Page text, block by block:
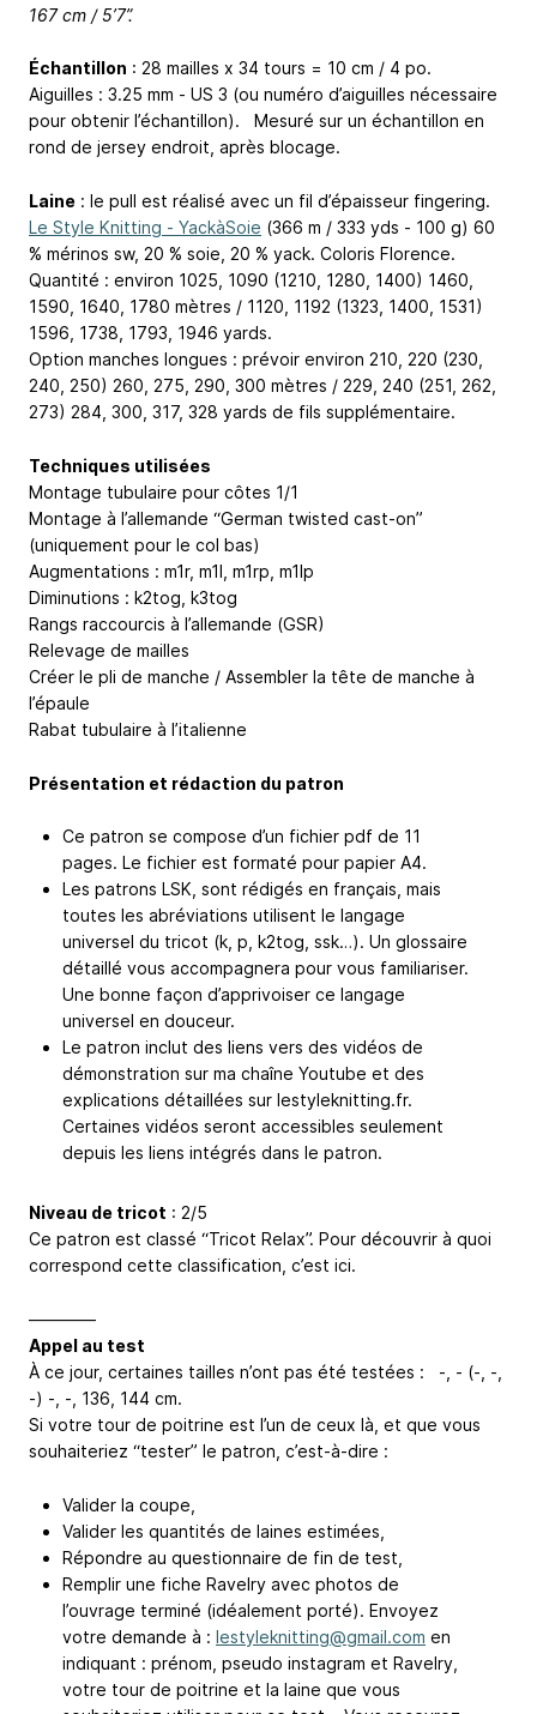
167 cm / 5’7”.
Échantillon : 28 mailles x 34 tours = 10 cm / 4 po.
Aiguilles : 3.25 mm - US 3 (ou numéro d’aiguilles nécessaire
pour obtenir l’échantillon). Mesuré sur un échantillon en
rond de jersey endroit, après blocage.
Laine : le pull est réalisé avec un fil d’épaisseur fingering.
Le Style Knitting - YackàSoie (366 m / 333 yds - 100 g) 60
% mérinos sw, 20 % soie, 20 % yack. Coloris Florence.
Quantité : environ 1025, 1090 (1210, 1280, 1400) 1460,
1590, 1640, 1780 mètres / 1120, 1192 (1323, 1400, 1531)
1596, 1738, 1793, 1946 yards.
Option manches longues : prévoir environ 210, 220 (230,
240, 250) 260, 275, 290, 300 mètres / 229, 240 (251, 262,
273) 284, 300, 317, 328 yards de fils supplémentaire.
Techniques utilisées
Montage tubulaire pour côtes 1/1
Montage à l’allemande “German twisted cast-on”
(uniquement pour le col bas)
Augmentations : m1r, m1l, m1rp, m1lp
Diminutions : k2tog, k3tog
Rangs raccourcis à l’allemande (GSR)
Relevage de mailles
Créer le pli de manche / Assembler la tête de manche à
l’épaule
Rabat tubulaire à l’italienne
Présentation et rédaction du patron
Ce patron se compose d’un fichier pdf de 11
pages. Le fichier est formaté pour papier A4.
Les patrons LSK, sont rédigés en français, mais
toutes les abréviations utilisent le langage
universel du tricot (k, p, k2tog, ssk…). Un glossaire
détaillé vous accompagnera pour vous familiariser.
Une bonne façon d’apprivoiser ce langage
universel en douceur.
Le patron inclut des liens vers des vidéos de
démonstration sur ma chaîne Youtube et des
explications détaillées sur lestyleknitting.fr.
Certaines vidéos seront accessibles seulement
depuis les liens intégrés dans le patron.
Niveau de tricot : 2/5
Ce patron est classé “Tricot Relax”. Pour découvrir à quoi
correspond cette classification, c’est ici.
————
Appel au test
À ce jour, certaines tailles n’ont pas été testées : -, - (-, -,
-) -, -, 136, 144 cm.
Si votre tour de poitrine est l’un de ceux là, et que vous
souhaiteriez “tester” le patron, c’est-à-dire :
Valider la coupe,
Valider les quantités de laines estimées,
Répondre au questionnaire de fin de test,
Remplir une fiche Ravelry avec photos de
l’ouvrage terminé (idéalement porté). Envoyez
votre demande à : lestyleknitting@gmail.com en
indiquant : prénom, pseudo instagram et Ravelry,
votre tour de poitrine et la laine que vous